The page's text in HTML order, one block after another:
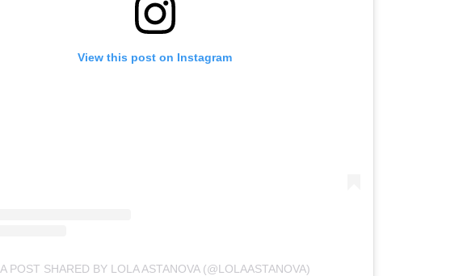
View this post on Instagram
A POST SHARED BY LOLA ASTANOVA (@LOLAASTANOVA)